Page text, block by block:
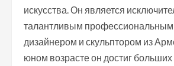
искусства. Он является
талантливым профессиональным
дизайнером и скульптором из
юном возрасте он достиг